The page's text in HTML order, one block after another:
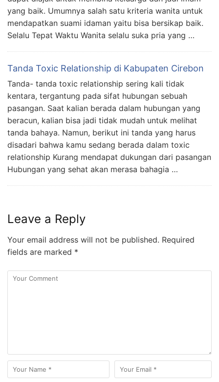
yang baik. Umumnya salah satu kriteria wanita untuk
mendapatkan suami idaman yaitu bisa bersikap baik.
Selalu Tepat Waktu Wanita selalu suka pria yang …
Tanda Toxic Relationship di Kabupaten Cirebon
Tanda- tanda toxic relationship sering kali tidak
kentara, tergantung pada sifat hubungan sebuah
pasangan. Saat kalian berada dalam hubungan yang
beracun, kalian bisa jadi tidak mudah untuk melihat
tanda bahaya. Namun, berikut ini tanda yang harus
disadari bahwa kamu sedang berada dalam toxic
relationship Kurang mendapat dukungan dari pasangan
Hubungan yang sehat akan merasa bahagia …
Leave a Reply
Your email address will not be published. Required
fields are marked *